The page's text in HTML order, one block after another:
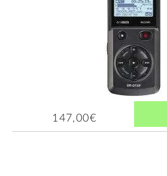
147,00€